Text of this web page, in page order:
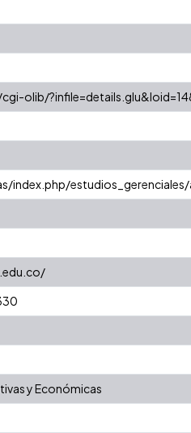
olib/
index.php/
y Económicas